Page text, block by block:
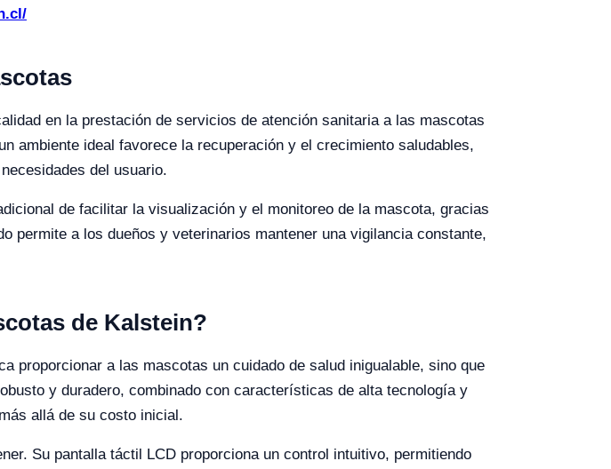
en la prestación de servicios de atención sanitaria a las mascotas
ambiente ideal favorece la recuperación y el crecimiento saludables,
del usuario.
de facilitar la visualización y el monitoreo de la mascota, gracias
permite a los dueños y veterinarios mantener una vigilancia constante,
de Kalstein?
proporcionar a las mascotas un cuidado de salud inigualable, sino que
y duradero, combinado con características de alta tecnología y
allá de su costo inicial.
Su pantalla táctil LCD proporciona un control intuitivo, permitiendo